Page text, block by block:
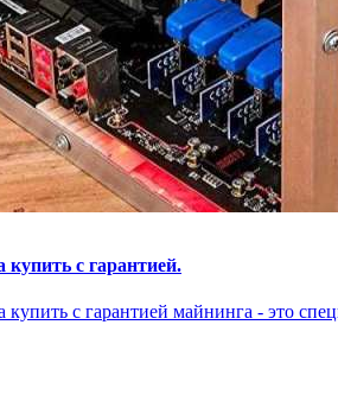
с гарантией.
с гарантией майнинга - это